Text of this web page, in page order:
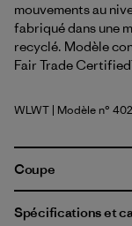
mouvements au
fabriqué dans une
recyclé. Modèle
Fair Trade
Wool White
WLWT | Modèle n°
Coupe
Spécifications et